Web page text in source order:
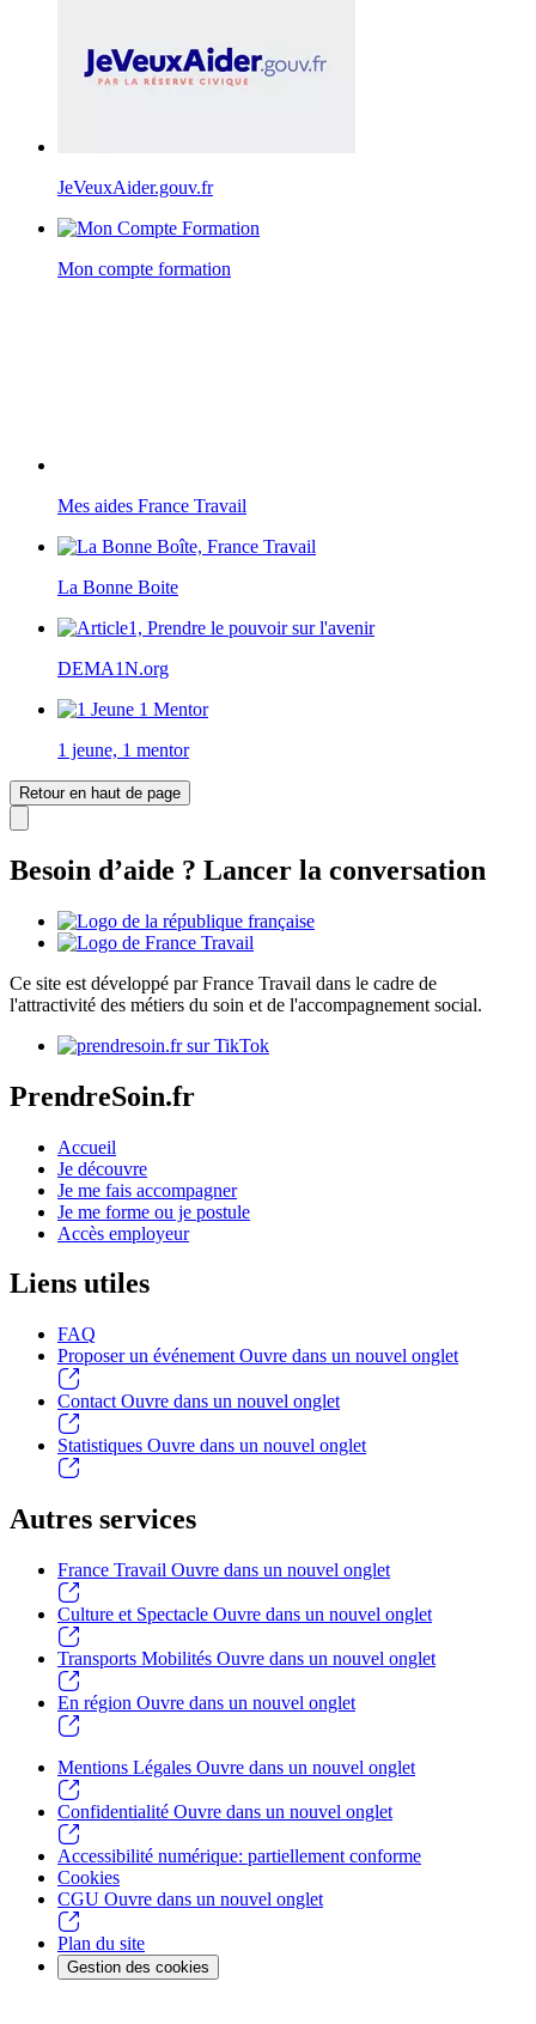
JeVeuxAider.gouv.fr
Mon compte formation
Mes aides France Travail
La Bonne Boite
DEMA1N.org
1 jeune, 1 mentor
Retour en haut de page
Besoin d’aide ? Lancer la conversation
Ce site est développé par France Travail dans le cadre de
l'attractivité des métiers du soin et de l'accompagnement social.
PrendreSoin.fr
Accueil
Je découvre
Je me fais accompagner
Je me forme ou je postule
Accès employeur
Liens utiles
FAQ
Proposer un événement Ouvre dans un nouvel onglet
Contact Ouvre dans un nouvel onglet
Statistiques Ouvre dans un nouvel onglet
Autres services
France Travail Ouvre dans un nouvel onglet
Culture et Spectacle Ouvre dans un nouvel onglet
Transports Mobilités Ouvre dans un nouvel onglet
En région Ouvre dans un nouvel onglet
Mentions Légales Ouvre dans un nouvel onglet
Confidentialité Ouvre dans un nouvel onglet
Accessibilité numérique: partiellement conforme
Cookies
CGU Ouvre dans un nouvel onglet
Plan du site
Gestion des cookies